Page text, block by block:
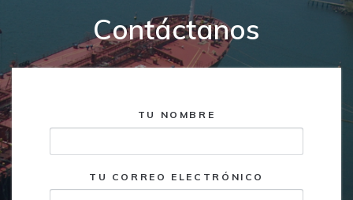
Contáctanos
TU NOMBRE
TU CORREO ELECTRÓNICO